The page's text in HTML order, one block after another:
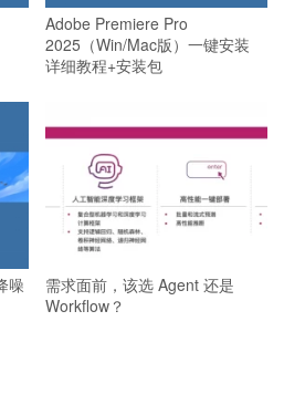
Adobe Premiere Pro
2025（Win/Mac版）一键安装
详细教程+安装包
噪
需求面前，该选 Agent 还是
Workflow？